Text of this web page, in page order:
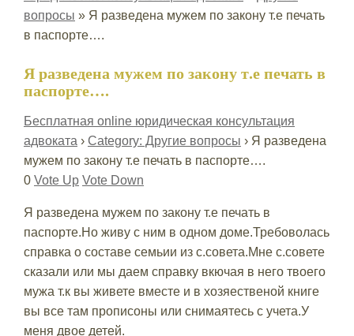
вопросы » Я разведена мужем по закону т.е печать
в паспорте….
Я разведена мужем по закону т.е печать в
паспорте….
Бесплатная online юридическая консультация
адвоката › Category: Другие вопросы › Я разведена
мужем по закону т.е печать в паспорте….
0 Vote Up Vote Down
Я разведена мужем по закону т.е печать в
паспорте.Но живу с ним в одном доме.Требоволась
справка о составе семьии из с.совета.Мне с.совете
сказали или мы даем справку вкючая в него твоего
мужа т.к вы живете вместе и в хозяественой книге
вы все там прописоны или снимаятесь с учета.У
меня двое детей.